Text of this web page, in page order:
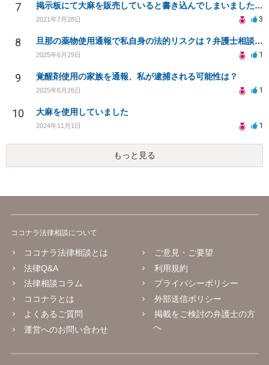
7 掲示板にて大麻を販売していると書き込んでしまいました。どうすればよいでしょうか。
2021年7月28日 3
8 旦那の薬物使用通報で私自身の法的リスクは？弁護士相談の必要性
2025年6月29日 1
9 覚醒剤使用の家族を通報、私が逮捕される可能性は？
2025年6月26日 1
10 大麻を使用していました
2024年11月1日 1
もっと見る
ココナラ法律相談について
ココナラ法律相談とは
法律Q&A
法律相談コラム
ココナラとは
よくあるご質問
運営へのお問い合わせ
ご意見・ご要望
利用規約
プライバシーポリシー
外部送信ポリシー
掲載をご検討の弁護士の方
へ